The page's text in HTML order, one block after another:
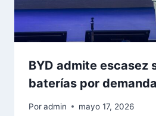
BYD admite escasez
baterías por
Poradmin mayo 17, 2026